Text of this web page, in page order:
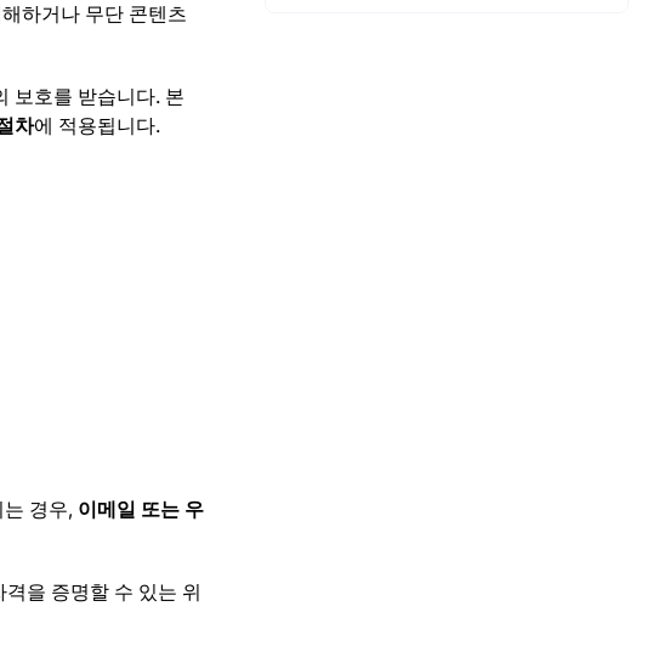
하거나 무단 콘텐츠
보호를 받습니다. 본
차에 적용됩니다.
경우, 이메일 또는 우
을 증명할 수 있는 위